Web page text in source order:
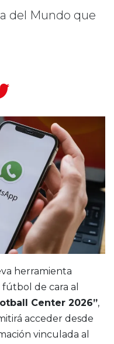
del Mundo que
herramienta
de cara al
Center 2026”,
acceder desde
vinculada al